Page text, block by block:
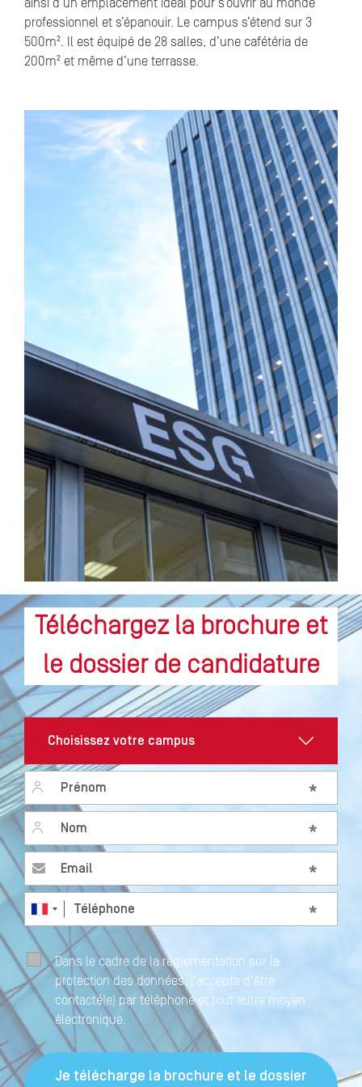
ainsi d’un emplacement idéal pour s’ouvrir au monde
professionnel et s’épanouir. Le campus s’étend sur 3
500m². Il est équipé de 28 salles, d’une cafétéria de
200m² et même d’une terrasse.
Téléchargez la brochure et
le dossier de candidature
Prénom *
Nom
Email *
Téléphone*
Dans le cadre de la réglementation sur la
protection des données, j'accepte d'être
contacté(e) par téléphone et tout autre moyen
électronique.